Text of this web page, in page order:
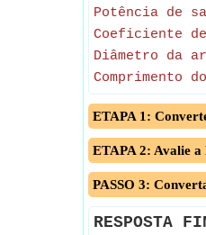
Potência de
Coeficiente
Diâmetro da
Comprimento
ETAPA 1:
ETAPA 2: Avalie a
PASSO 3:
RESPOSTA